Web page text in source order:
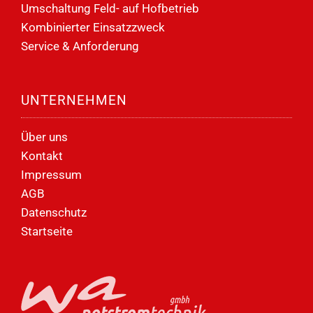
Umschaltung Feld- auf Hofbetrieb
Kombinierter Einsatzzweck
Service & Anforderung
UNTERNEHMEN
Über uns
Kontakt
Impressum
AGB
Datenschutz
Startseite